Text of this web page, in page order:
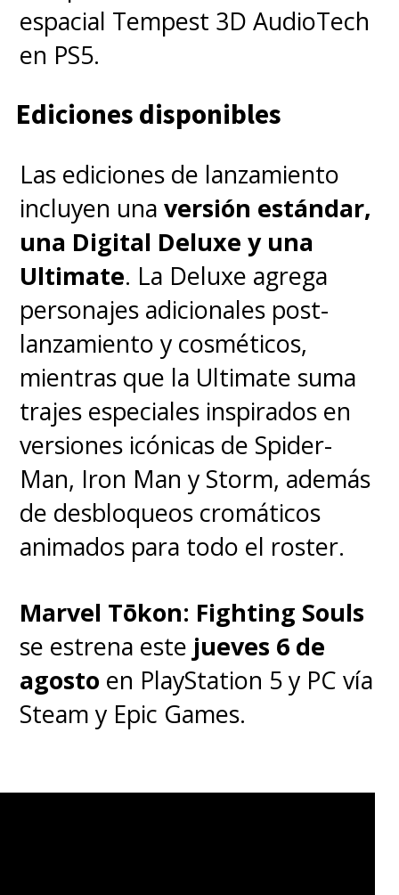
espacial Tempest 3D AudioTech
en PS5.
Ediciones disponibles
Las ediciones de lanzamiento
incluyen unaversión estándar,
una Digital Deluxe y una
Ultimate. La Deluxe agrega
personajes adicionales post-
lanzamiento y cosméticos,
mientras que la Ultimate suma
trajes especiales inspirados en
versiones icónicas de Spider-
Man, Iron Man y Storm, además
de desbloqueos cromáticos
animados para todo el roster.
Marvel Tōkon: Fighting Souls
se estrena este jueves 6 de
agosto en PlayStation 5 y PC vía
Steam y Epic Games.